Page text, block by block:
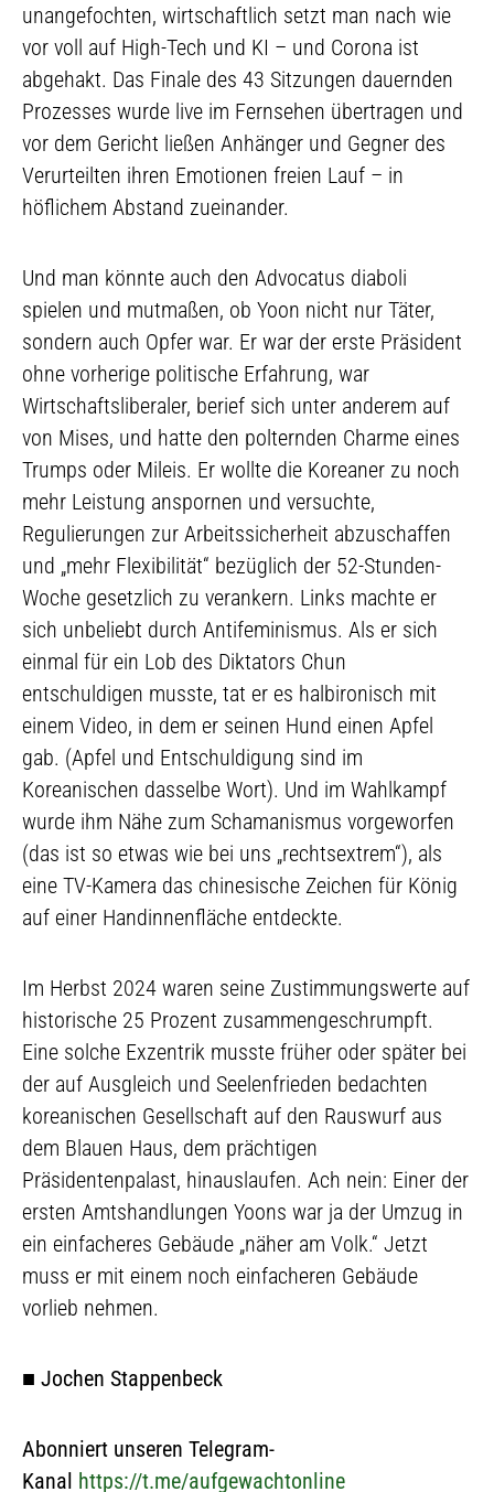
unangefochten, wirtschaftlich setzt man nach wie
vor voll auf High-Tech und KI – und Corona ist
abgehakt. Das Finale des 43 Sitzungen dauernden
Prozesses wurde live im Fernsehen übertragen und
vor dem Gericht ließen Anhänger und Gegner des
Verurteilten ihren Emotionen freien Lauf – in
höflichem Abstand zueinander.
Und man könnte auch den Advocatus diaboli
spielen und mutmaßen, ob Yoon nicht nur Täter,
sondern auch Opfer war. Er war der erste Präsident
ohne vorherige politische Erfahrung, war
Wirtschaftsliberaler, berief sich unter anderem auf
von Mises, und hatte den polternden Charme eines
Trumps oder Mileis. Er wollte die Koreaner zu noch
mehr Leistung anspornen und versuchte,
Regulierungen zur Arbeitssicherheit abzuschaffen
und „mehr Flexibilität“ bezüglich der 52-Stunden-
Woche gesetzlich zu verankern. Links machte er
sich unbeliebt durch Antifeminismus. Als er sich
einmal für ein Lob des Diktators Chun
entschuldigen musste, tat er es halbironisch mit
einem Video, in dem er seinen Hund einen Apfel
gab. (Apfel und Entschuldigung sind im
Koreanischen dasselbe Wort). Und im Wahlkampf
wurde ihm Nähe zum Schamanismus vorgeworfen
(das ist so etwas wie bei uns „rechtsextrem“), als
eine TV-Kamera das chinesische Zeichen für König
auf einer Handinnenfläche entdeckte.
Im Herbst 2024 waren seine Zustimmungswerte auf
historische 25 Prozent zusammengeschrumpft.
Eine solche Exzentrik musste früher oder später bei
der auf Ausgleich und Seelenfrieden bedachten
koreanischen Gesellschaft auf den Rauswurf aus
dem Blauen Haus, dem prächtigen
Präsidentenpalast, hinauslaufen. Ach nein: Einer der
ersten Amtshandlungen Yoons war ja der Umzug in
ein einfacheres Gebäude „näher am Volk.“ Jetzt
muss er mit einem noch einfacheren Gebäude
vorlieb nehmen.
■ Jochen Stappenbeck
Abonniert unseren Telegram-
Kanal https://t.me/aufgewachtonline